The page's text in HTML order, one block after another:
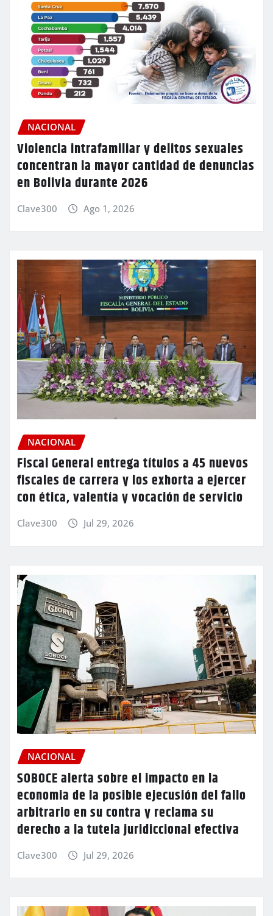
NACIONAL
Violencia intrafamiliar y delitos sexuales
concentran la mayor cantidad de denuncias
en Bolivia durante 2026
Clave300 Ago 1, 2026
NACIONAL
Fiscal General entrega títulos a 45 nuevos
fiscales de carrera y los exhorta a ejercer
con ética, valentía y vocación de servicio
Clave300 Jul 29, 2026
NACIONAL
SOBOCE alerta sobre el impacto en la
economia de la posible ejecusión del fallo
arbitrario en su contra y reclama su
derecho a la tutela juridiccional efectiva
Clave300 Jul 29, 2026